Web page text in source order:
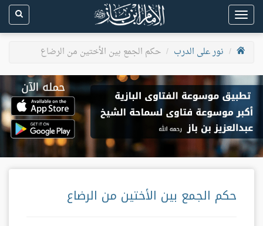
Toggle
navigation
نور على الدرب
حكم الجمع بين الأختين من الرضاع
حكم الجمع بين الأختين من الرضاع